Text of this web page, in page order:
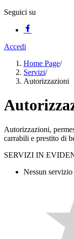
Seguici su
Accedi
Home Page/
Servizi/
Autorizzazioni
Autorizzazioni,
carrabili e prestito di
SERVIZI IN
Nessun